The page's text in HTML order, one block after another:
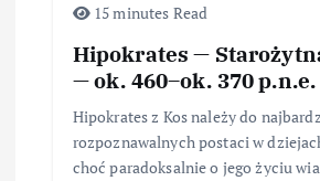
15 minutes Read
Hipokrates —
— ok. 460–ok. 370 p.n.e.
Hipokrates z Kos należy do
rozpoznawalnych postaci w
choć paradoksalnie o jego życiu